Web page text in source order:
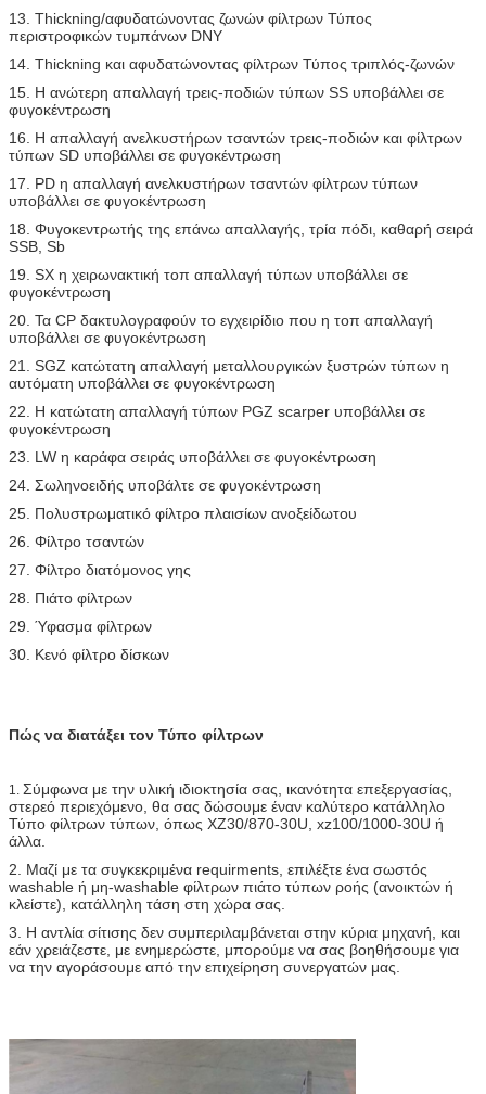
13. Thickning/αφυδατώνοντας ζωνών φίλτρων Τύπος
περιστροφικών τυμπάνων DNY
14. Thickning και αφυδατώνοντας φίλτρων Τύπος τριπλός-ζωνών
15. Η ανώτερη απαλλαγή τρεις-ποδιών τύπων SS υποβάλλει σε
φυγοκέντρωση
16. Η απαλλαγή ανελκυστήρων τσαντών τρεις-ποδιών και φίλτρων
τύπων SD υποβάλλει σε φυγοκέντρωση
17. PD η απαλλαγή ανελκυστήρων τσαντών φίλτρων τύπων
υποβάλλει σε φυγοκέντρωση
18. Φυγοκεντρωτής της επάνω απαλλαγής, τρία πόδι, καθαρή σειρά
SSB, Sb
19. SX η χειρωνακτική τοπ απαλλαγή τύπων υποβάλλει σε
φυγοκέντρωση
20. Τα CP δακτυλογραφούν το εγχειρίδιο που η τοπ απαλλαγή
υποβάλλει σε φυγοκέντρωση
21. SGZ κατώτατη απαλλαγή μεταλλουργικών ξυστρών τύπων η
αυτόματη υποβάλλει σε φυγοκέντρωση
22. Η κατώτατη απαλλαγή τύπων PGZ scarper υποβάλλει σε
φυγοκέντρωση
23. LW η καράφα σειράς υποβάλλει σε φυγοκέντρωση
24. Σωληνοειδής υποβάλτε σε φυγοκέντρωση
25. Πολυστρωματικό φίλτρο πλαισίων ανοξείδωτου
26. Φίλτρο τσαντών
27. Φίλτρο διατόμονος γης
28. Πιάτο φίλτρων
29. Ύφασμα φίλτρων
30. Κενό φίλτρο δίσκων
Πώς να διατάξει τον Τύπο φίλτρων
1. Σύμφωνα με την υλική ιδιοκτησία σας, ικανότητα επεξεργασίας,
στερεό περιεχόμενο, θα σας δώσουμε έναν καλύτερο κατάλληλο
Τύπο φίλτρων τύπων, όπως XZ30/870-30U, xz100/1000-30U ή
άλλα.
2. Μαζί με τα συγκεκριμένα requirments, επιλέξτε ένα σωστός
washable ή μη-washable φίλτρων πιάτο τύπων ροής (ανοικτών ή
κλείστε), κατάλληλη τάση στη χώρα σας.
3. Η αντλία σίτισης δεν συμπεριλαμβάνεται στην κύρια μηχανή, και
εάν χρειάζεστε, με ενημερώστε, μπορούμε να σας βοηθήσουμε για
να την αγοράσουμε από την επιχείρηση συνεργατών μας.